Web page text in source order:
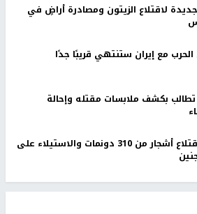
جديدة لاقتلاع الزيتون ومصادرة أراضٍ في
مع إيران ستنتهي قريبًا جدًا
بكشف ملابسات مقتله وإحالة
الاحتلال يخطر باقتلاع أشجار من 310 دونمات والاستيلاء على